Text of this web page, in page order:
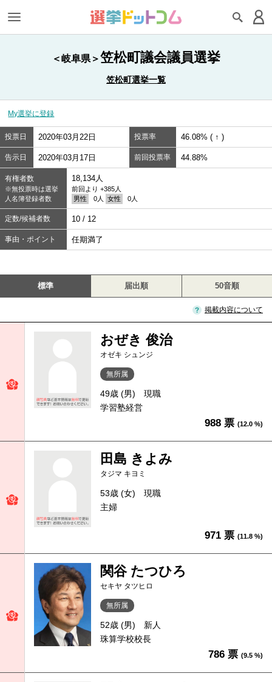
＜岐阜県＞笠松町議会議員選挙
笠松町選挙一覧
My選挙に登録
投票日 2020年03月22日 投票率 46.08% ( ↑ )
告示日 2020年03月17日 前回投票率 44.88%
有権者数
※無投票時は選挙
人名簿登録者数
18,134人
前回より +385人
男性
0人 女性 0人
定数/候補者数 10 / 12
事由・ポイント 任期満了
標準 届出順 50音順
掲載内容について
おぜき 俊治
オゼキ シュンジ
無所属
49歳 (男)
現職
学習塾経営
988 票 (12.0 %)
田島 きよみ
タジマ キヨミ
53歳 (女)
現職
主婦
971 票 (11.8 %)
関谷 たつひろ
セキヤ タツヒロ
無所属
52歳 (男)
新人
珠算学校校長
786 票 (9.5 %)